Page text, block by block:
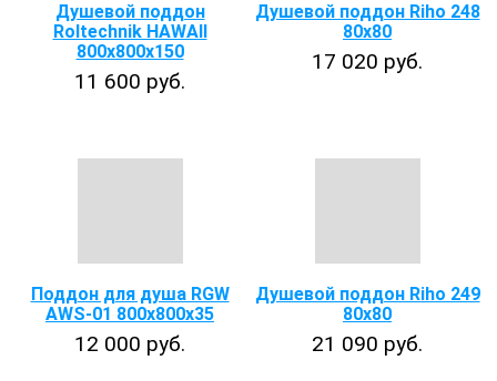
Душевой поддон
Roltechnik HAWAII
800х800х150
11 600 руб.
Душевой поддон Riho 248
80x80
17 020 руб.
Поддон для душа RGW
AWS-01 800х800х35
12 000 руб.
Душевой поддон Riho 249
80x80
21 090 руб.